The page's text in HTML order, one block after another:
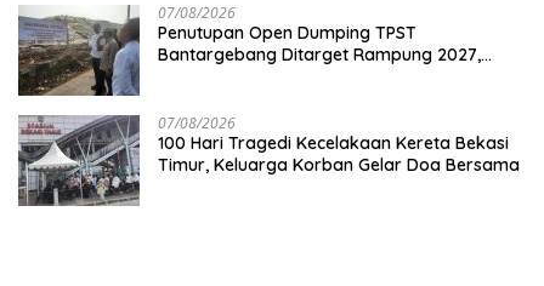
07/08/2026
Penutupan Open Dumping TPST
Bantargebang Ditarget Rampung 2027,
07/08/2026
100 Hari Tragedi Kecelakaan Kereta Bekasi
Timur, Keluarga Korban Gelar Doa Bersama